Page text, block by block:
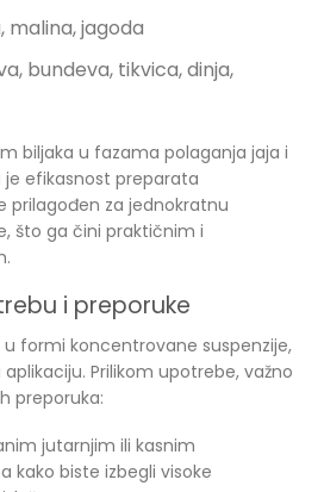
malina, jagoda
bundeva, tikvica, dinja,
biljaka u fazama polaganja jaja i
je efikasnost preparata
prilagođen za jednokratnu
što ga čini praktičnim i
i preporuke
u formi koncentrovane suspenzije,
Prilikom upotrebe, važno
preporuka:
jutarnjim ili kasnim
kako biste izbegli visoke